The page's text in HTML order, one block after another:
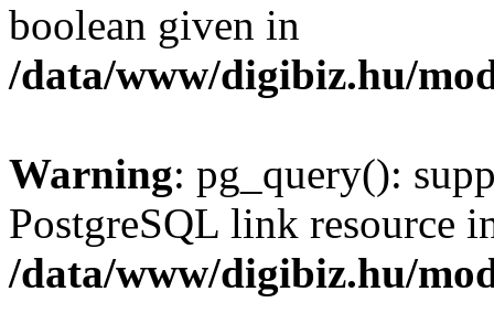
boolean given in
/data/www/digibiz.hu/
Warning: pg_query():
PostgreSQL link resource
/data/www/digibiz.hu/